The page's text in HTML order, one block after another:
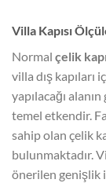
Villa Kapısı
Normal çelik
villa dış kapıları
yapılacağı
temel etkendir.
sahip olan çelik
bulunmaktadır.
önerilen genişlik